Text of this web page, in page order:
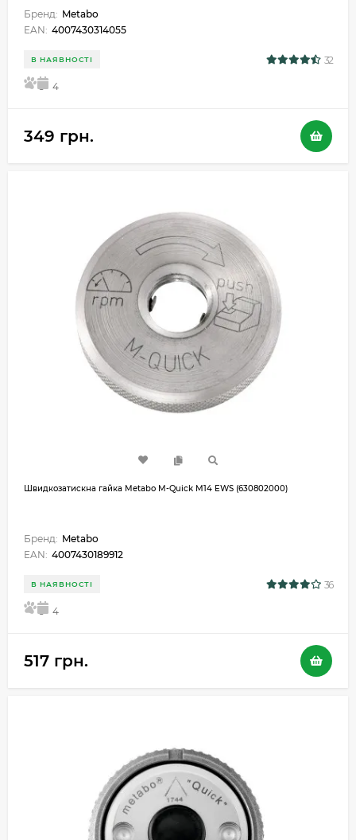
Бренд: Metabo
EAN: 4007430314055
В НАЯВНОСТІ 32
5 4
349 грн.
Швидкозатискна гайка Metabo M-Quick М14 EWS (630802000)
Бренд: Metabo
EAN: 4007430189912
В НАЯВНОСТІ 36
5 4
517 грн.